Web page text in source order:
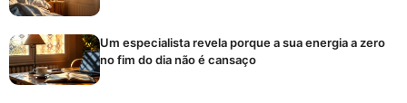
Um especialista revela porque a sua energia a zero
no fim do dia não é cansaço